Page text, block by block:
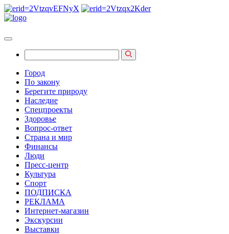
Город
По закону
Берегите природу
Наследие
Спецпроекты
Здоровье
Вопрос-ответ
Страна и мир
Финансы
Люди
Пресс-центр
Культура
Спорт
ПОДПИСКА
РЕКЛАМА
Интернет-магазин
Экскурсии
Выставки